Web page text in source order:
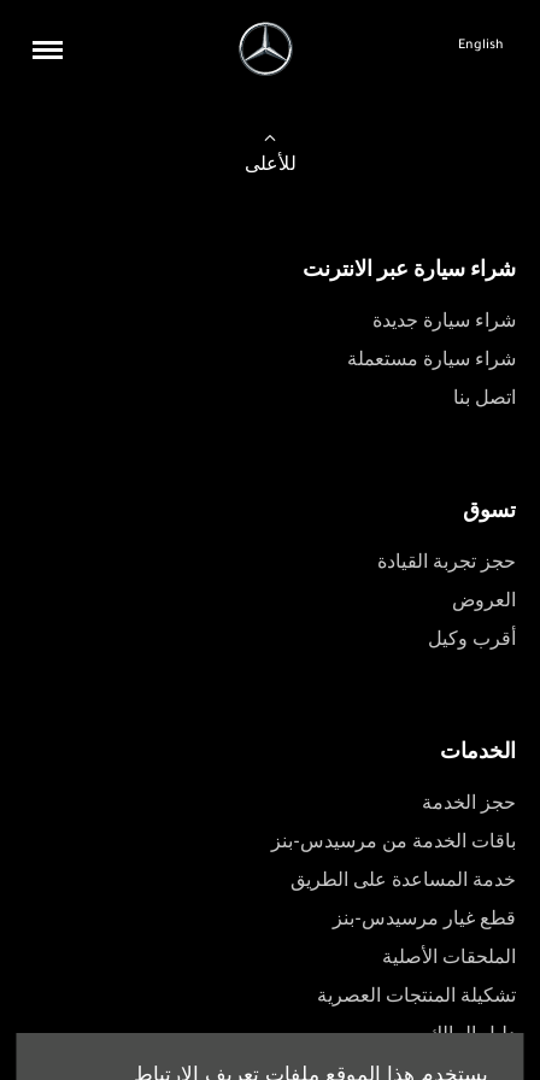
يستخدم هذا الموقع ملفات تعريف الارتباط
English
للأعلى
شراء سيارة عبر الانترنت
شراء سيارة جديدة
شراء سيارة مستعملة
اتصل بنا
تسوق
حجز تجربة القيادة
العروض
أقرب وكيل
الخدمات
حجز الخدمة
باقات الخدمة من مرسيدس-بنز
خدمة المساعدة على الطريق
قطع غيار مرسيدس-بنز
الملحقات الأصلية
تشكيلة المنتجات العصرية
دليل المالك